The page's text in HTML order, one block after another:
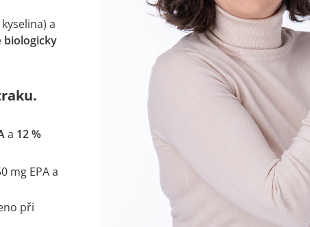
a
biologicky
a 12 %
mg EPA a
při